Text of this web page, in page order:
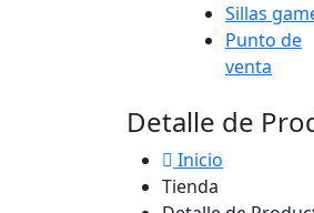
Sillas
Punto de
venta
Detalle de
Inicio
Tienda